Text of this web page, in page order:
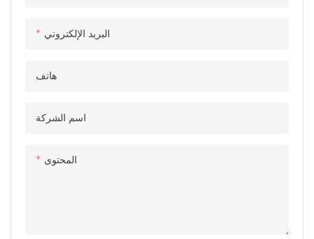
البريد الإلكتروني
هاتف
اسم الشركة
المحتوى